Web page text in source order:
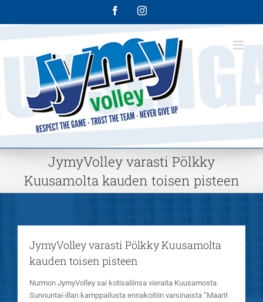
FacebookInstagram
JymyVolley varasti Pölkky
Kuusamolta kauden toisen pisteen
JymyVolley varasti Pölkky Kuusamolta
kauden toisen pisteen
Nurmon JymyVolley sai kotisaliinsa vieraita Kuusamosta.
Sunnuntai-illan kamppailusta ennakoitiin varsinaista ”Maarit